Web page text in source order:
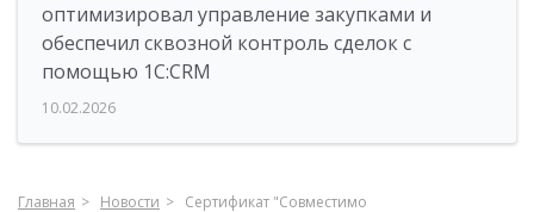
оптимизировал управление закупками и
обеспечил сквозной контроль сделок с
помощью 1С:CRM
10.02.2026
Главная Новости Сертификат "Совместимо